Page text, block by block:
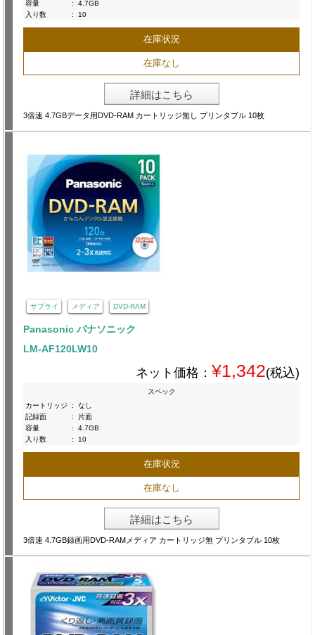
容量 :
4.7GB
入り数
: 10
在庫状況
在庫なし
詳細はこちら
3倍速 4.7GBデータ用DVD-RAM カートリッジ無し プリンタブル 10枚
サプライ メディア DVD-RAM
Panasonic パナソニック
LM-AF120LW10
ネット価格： ¥1,342(税込)
スペック
カートリッジ
:
なし
記録面
:
片面
容量
:
4.7GB
入り数
: 10
在庫状況
在庫なし
詳細はこちら
3倍速 4.7GB録画用DVD-RAMメディア カートリッジ無 プリンタブル 10枚